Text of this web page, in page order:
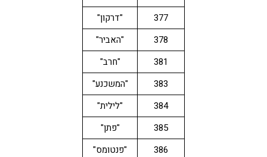
377
"דרקון"
378
"האביר"
381
"חרב"
383
"המשכנע"
384
"לילית"
385
"פתן"
386
"פנטומס"